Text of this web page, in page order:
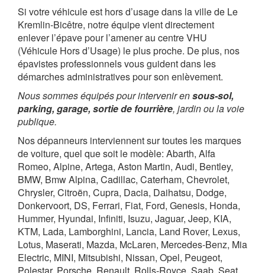
Si votre véhicule est hors d’usage dans la ville de Le
Kremlin-Bicêtre, notre équipe vient directement
enlever l’épave pour l’amener au centre VHU
(Véhicule Hors d’Usage) le plus proche. De plus, nos
épavistes professionnels vous guident dans les
démarches administratives pour son enlèvement.
Nous sommes équipés pour intervenir ensous-sol,
parking, garage, sortie de fourrière, jardin ou la voie
publique.
Nos dépanneurs interviennent sur toutes les marques
de voiture, quel que soit le modèle: Abarth, Alfa
Romeo, Alpine, Artega, Aston Martin, Audi, Bentley,
BMW, Bmw Alpina, Cadillac, Caterham, Chevrolet,
Chrysler, Citroën, Cupra, Dacia, Daihatsu, Dodge,
Donkervoort, DS, Ferrari, Fiat, Ford, Genesis, Honda,
Hummer, Hyundai, Infiniti, Isuzu, Jaguar, Jeep, KIA,
KTM, Lada, Lamborghini, Lancia, Land Rover, Lexus,
Lotus, Maserati, Mazda, McLaren, Mercedes-Benz, Mia
Electric, MINI, Mitsubishi, Nissan, Opel, Peugeot,
Polestar, Porsche, Renault, Rolls-Royce, Saab, Seat,